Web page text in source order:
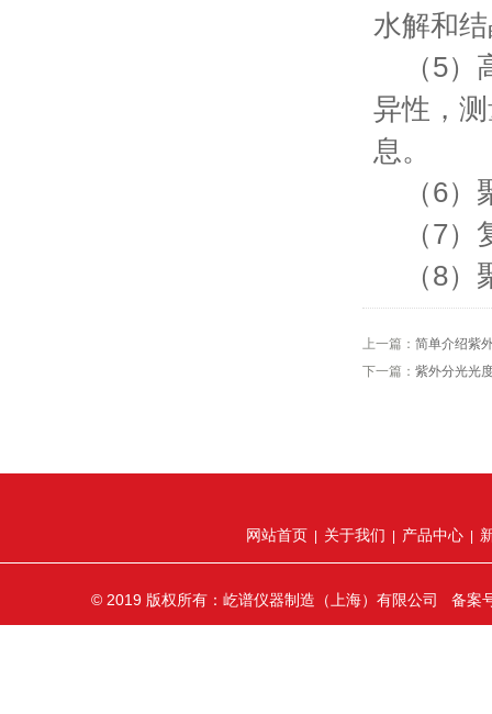
水解和
（5）
异性，
息。
（6）
（7）
（8）
上一篇： 简单介绍紫
下一篇： 紫外分光光
网站首页 关于我们 产品中心|
© 2019 版权所有：屹谱仪器制造（上海）有限公司 备案